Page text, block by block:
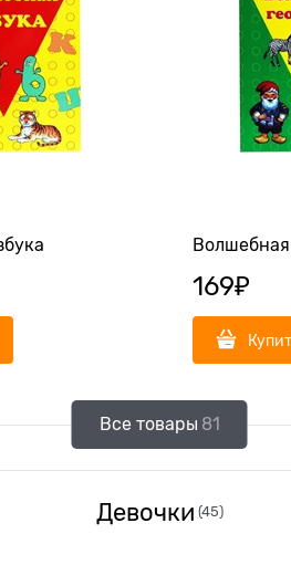
169₽
Все товары 81
Девочки (45)